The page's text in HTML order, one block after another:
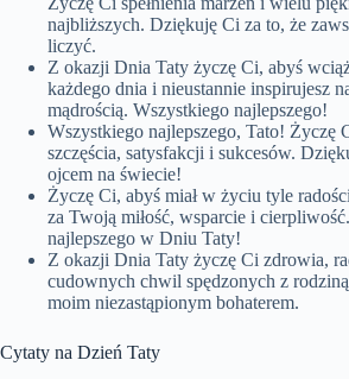
najbliższych. Dziękuję Ci za to, że
liczyć.
Z okazji Dnia Taty życzę Ci, abyś
każdego dnia i nieustannie inspirujesz
mądrością. Wszystkiego najlepszego!
Wszystkiego najlepszego, Tato! Życzę
szczęścia, satysfakcji i sukcesów.
ojcem na świecie!
Życzę Ci, abyś miał w życiu tyle
za Twoją miłość, wsparcie i
najlepszego w Dniu Taty!
Z okazji Dnia Taty życzę Ci zdrowia,
cudownych chwil spędzonych z
moim niezastąpionym bohaterem.
Cytaty na Dzień Taty